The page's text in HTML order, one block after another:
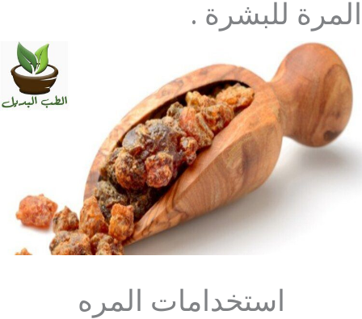
المرة للبشرة .
استخدامات المره